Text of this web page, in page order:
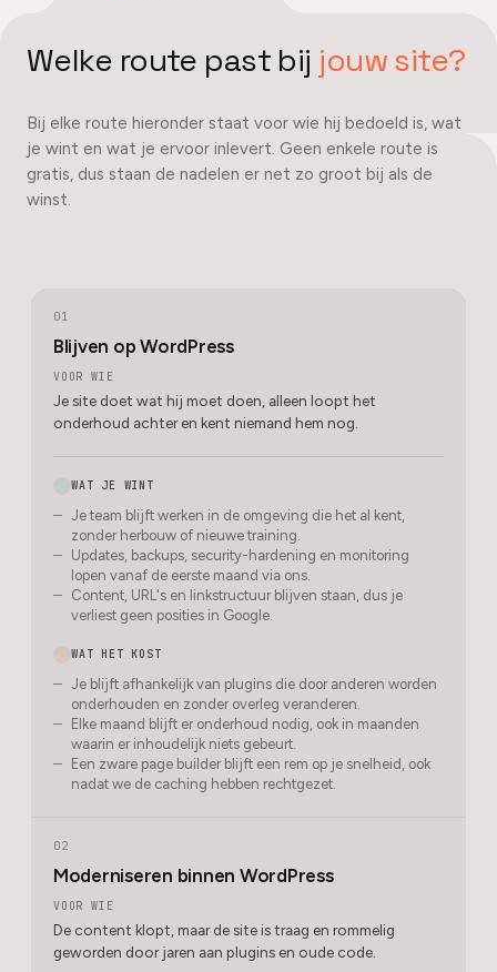
Welke route past bij jouw site?
Bij elke route hieronder staat voor wie hij bedoeld is, wat
je wint en wat je ervoor inlevert. Geen enkele route is
gratis, dus staan de nadelen er net zo groot bij als de
winst.
01
Blijven op WordPress
VOOR WIE
Je site doet wat hij moet doen, alleen loopt het
onderhoud achter en kent niemand hem nog.
WAT JE WINT
Je team blijft werken in de omgeving die het al kent,
zonder herbouw of nieuwe training.
Updates, backups, security-hardening en monitoring
lopen vanaf de eerste maand via ons.
Content, URL's en linkstructuur blijven staan, dus je
verliest geen posities in Google.
WAT HET KOST
Je blijft afhankelijk van plugins die door anderen worden
onderhouden en zonder overleg veranderen.
Elke maand blijft er onderhoud nodig, ook in maanden
waarin er inhoudelijk niets gebeurt.
Een zware page builder blijft een rem op je snelheid, ook
nadat we de caching hebben rechtgezet.
02
Moderniseren binnen WordPress
VOOR WIE
De content klopt, maar de site is traag en rommelig
geworden door jaren aan plugins en oude code.